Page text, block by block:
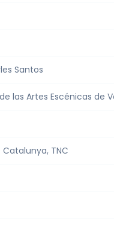
Santos
las Artes Escénicas de
TNC